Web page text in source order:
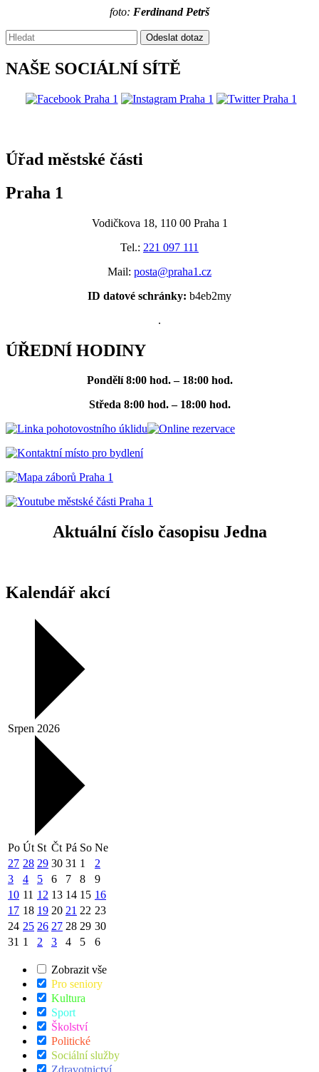
foto: Ferdinand Petrš
Vyhledávání:
Odeslat dotaz
NAŠE SOCIÁLNÍ SÍTĚ
Úřad městské části
Praha 1
Vodičkova 18, 110 00 Praha 1
Tel.: 221 097 111
Mail: posta@praha1.cz
ID datové schránky: b4eb2my
.
ÚŘEDNÍ HODINY
Pondělí 8:00 hod. – 18:00 hod.
Středa 8:00 hod. – 18:00 hod.
Aktuální číslo časopisu Jedna
Kalendář akcí
Srpen 2026
Po Út St Čt Pá So Ne
27 28 29 30 31 1
2
3
4 5 6 7 8
9
10 11 12 13 14 15 16
17 18 19 20 21 22 23
24 25 26 27 28 29 30
31 1 2 3 4 5 6
Zobrazit vše
Pro seniory
Kultura
Sport
Školství
Politické
Sociální služby
Zdravotnictví